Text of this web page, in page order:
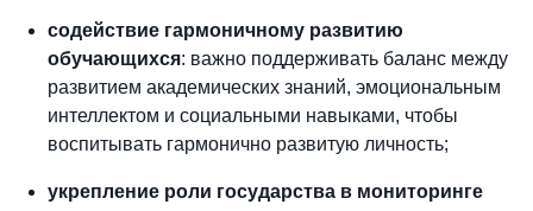
содействие гармоничному развитию
обучающихся: важно поддерживать баланс между
развитием академических знаний, эмоциональным
интеллектом и социальными навыками, чтобы
воспитывать гармонично развитую личность;
укрепление роли государства в мониторинге